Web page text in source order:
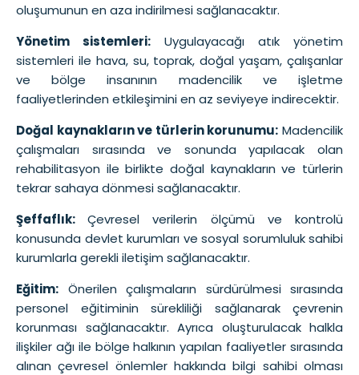
oluşumunun en aza indirilmesi sağlanacaktır.
Yönetim sistemleri: Uygulayacağı atık yönetim
sistemleri ile hava, su, toprak, doğal yaşam, çalışanlar
ve bölge insanının madencilik ve işletme
faaliyetlerinden etkileşimini en az seviyeye indirecektir.
Doğal kaynakların ve türlerin korunumu: Madencilik
çalışmaları sırasında ve sonunda yapılacak olan
rehabilitasyon ile birlikte doğal kaynakların ve türlerin
tekrar sahaya dönmesi sağlanacaktır.
Şeffaflık:Çevresel verilerin ölçümü ve kontrolü
konusunda devlet kurumları ve sosyal sorumluluk sahibi
kurumlarla gerekli iletişim sağlanacaktır.
Eğitim: Önerilen çalışmaların sürdürülmesi sırasında
personel eğitiminin sürekliliği sağlanarak çevrenin
korunması sağlanacaktır. Ayrıca oluşturulacak halkla
ilişkiler ağı ile bölge halkının yapılan faaliyetler sırasında
alınan çevresel önlemler hakkında bilgi sahibi olması